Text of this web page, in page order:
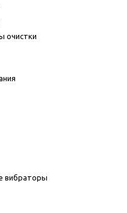
очистки
вибраторы